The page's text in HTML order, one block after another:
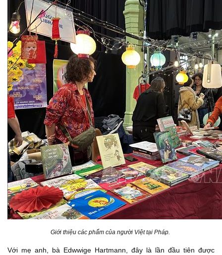
Giới thiệu các phẩm của người Việt tại Pháp.
Với mẹ anh, bà Edwwige Hartmann, đây là lần đầu tiên được